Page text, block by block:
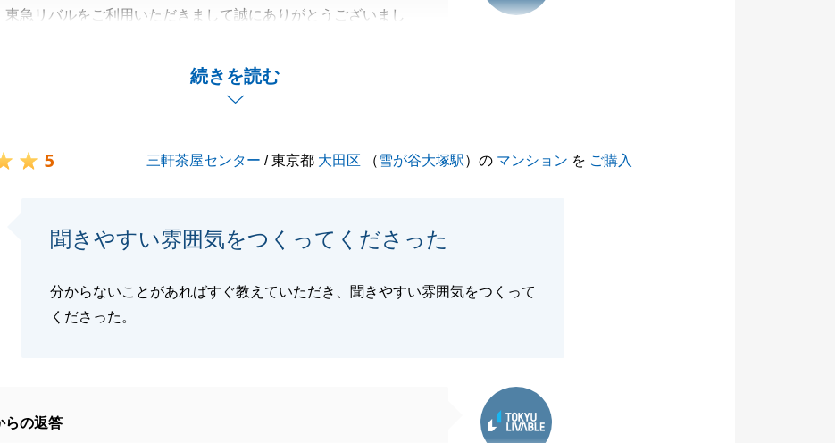
続きを読む
東急リバルをご利用いただきまして誠にありがとうございまし
お引渡しまでが長くなり、その間に住宅ローン金利が上昇する
想できなかったことが起きました。
リバブルでお手伝いできることがございまいたら、いつでもご連
よろしくお願い申し上げます。
5 三軒茶屋センター / 東京都 大田区 （雪が谷大塚駅）の マンション を ご購入
聞きやすい雰囲気をつくってくださった
分からないことがあればすぐ教えていただき、聞きやすい雰囲気をつくって
くださった。
らの返答